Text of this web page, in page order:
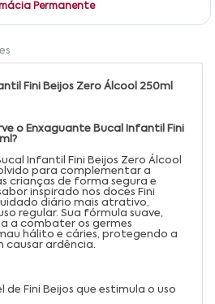
Permanente
Fini Beijos Zero Álcool 250ml
o Enxaguante Bucal Infantil Fini
Infantil Fini Beijos Zero Álcool
para complementar a
crianças de forma segura e
inspirado nos doces Fini
diário mais atrativo,
regular. Sua fórmula suave,
a combater os germes
hálito e cáries, protegendo a
causar ardência.
de Fini Beijos que estimula o uso